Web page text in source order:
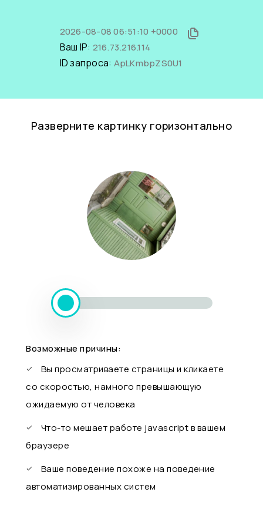
2026-08-08 06:51:10 +0000
Ваш IP: 216.73.216.114
ID запроса: ApLKmbpZS0U1
Разверните картинку горизонтально
Возможные причины:
Вы просматриваете страницы и кликаете
со скоростью, намного превышающую
ожидаемую от человека
Что-то мешает работе javascript в вашем
браузере
Ваше поведение похоже на поведение
автоматизированных систем